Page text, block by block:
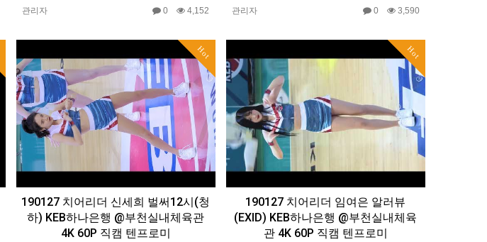
관리자 0 4,152 관리자 0 3,590
Hot
190127 치어리더 신세희 벌써12시(청
하) KEB하나은행 @부천실내체육관
4K 60P 직캠 텐프로미
Hot
190127 치어리더 임여은 알러뷰
(EXID) KEB하나은행 @부천실내체육
관 4K 60P 직캠 텐프로미